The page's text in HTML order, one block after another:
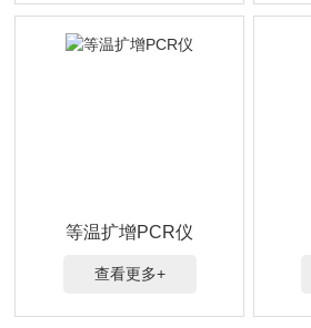
等温扩增PCR仪
查看更多+